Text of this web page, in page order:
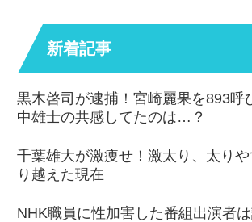
新着記事
黒木啓司が逮捕！宮崎麗果を893呼
中雄士の共感してたのは…？
千葉雄大が激痩せ！激太り、太り
り越えた現在
NHK職員に性加害した番組出演者